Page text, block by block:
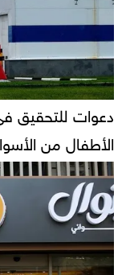
دعوات للتحقيق
الأطفال من